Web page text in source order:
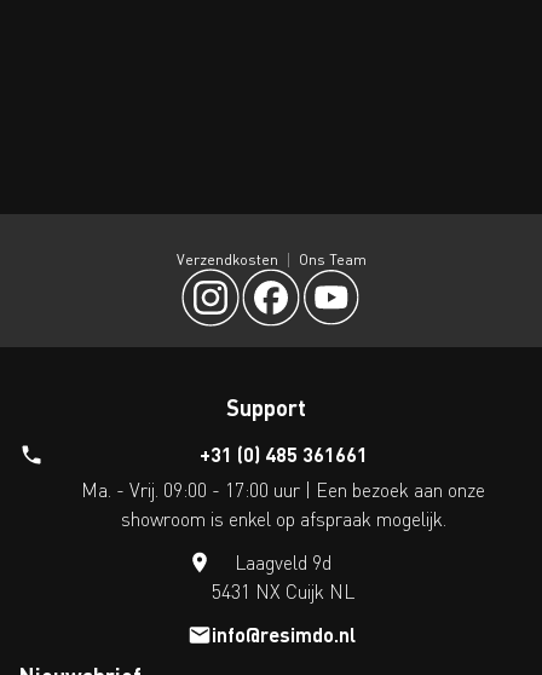
Verzendkosten Ons Team
Support
+31 (0) 485 361661
Ma. - Vrij. 09:00 - 17:00 uur | Een bezoek aan onze
showroom is enkel op afspraak mogelijk.
Laagveld 9d
5431 NX Cuijk NL
info@resimdo.nl